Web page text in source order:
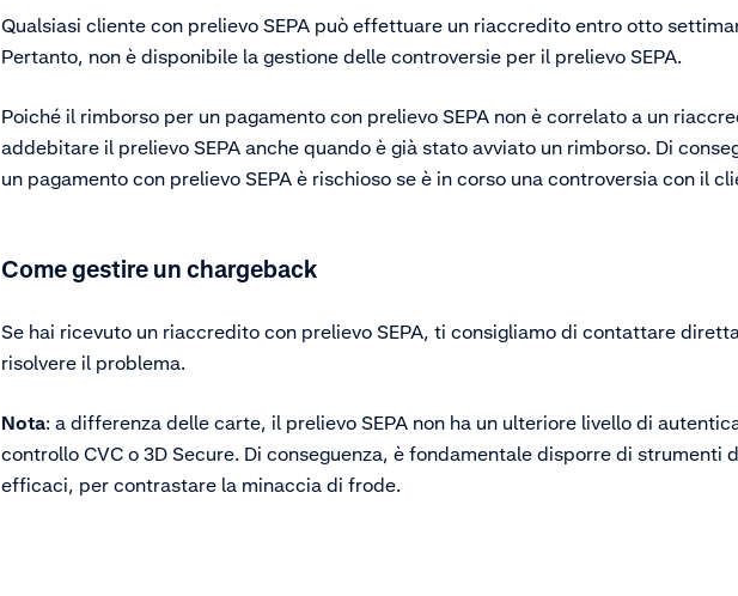
Qualsiasi cliente con prelievo SEPA può effettuare un riaccredito entro otto
Pertanto, non è disponibile la gestione delle controversie per il prelievo SEPA.
Poiché il rimborso per un pagamento con prelievo SEPA non è correlato a un
addebitare il prelievo SEPA anche quando è già stato avviato un rimborso. Di
un pagamento con prelievo SEPA è rischioso se è in corso una controversia con il
Come gestire un chargeback
Se hai ricevuto un riaccredito con prelievo SEPA, ti consigliamo di contattare
risolvere il problema.
Nota: a differenza delle carte, il prelievo SEPA non ha un ulteriore livello di
controllo CVC o 3D Secure. Di conseguenza, è fondamentale disporre di strumenti
efficaci, per contrastare la minaccia di frode.